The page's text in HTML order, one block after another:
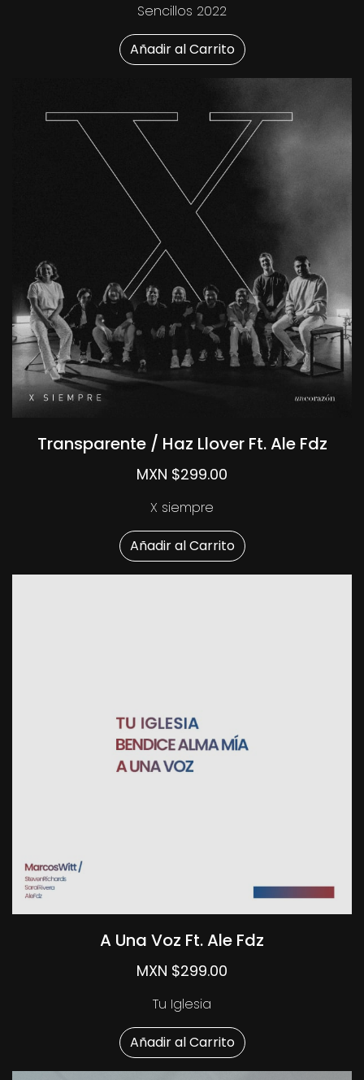
Sencillos 2022
Añadir al Carrito
Transparente / Haz Llover Ft. Ale Fdz
MXN $299.00
X siempre
Añadir al Carrito
A Una Voz Ft. Ale Fdz
MXN $299.00
Tu Iglesia
Añadir al Carrito